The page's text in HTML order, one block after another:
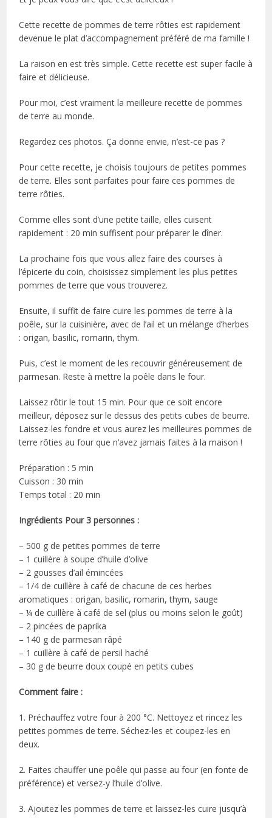
Cette recette de pommes de terre rôties est rapidement
devenue le plat d’accompagnement préféré de ma famille !
La raison en est très simple. Cette recette est super facile à
faire et délicieuse.
Pour moi, c’est vraiment la meilleure recette de pommes
de terre au monde.
Regardez ces photos. Ça donne envie, n’est-ce pas ?
Pour cette recette, je choisis toujours de petites pommes
de terre. Elles sont parfaites pour faire ces pommes de
terre rôties.
Comme elles sont d’une petite taille, elles cuisent
rapidement : 20 min suffisent pour préparer le dîner.
La prochaine fois que vous allez faire des courses à
l’épicerie du coin, choisissez simplement les plus petites
pommes de terre que vous trouverez.
Ensuite, il suffit de faire cuire les pommes de terre à la
poêle, sur la cuisinière, avec de l’ail et un mélange d’herbes
: origan, basilic, romarin, thym.
Puis, c’est le moment de les recouvrir généreusement de
parmesan. Reste à mettre la poêle dans le four.
Laissez rôtir le tout 15 min. Pour que ce soit encore
meilleur, déposez sur le dessus des petits cubes de beurre.
Laissez-les fondre et vous aurez les meilleures pommes de
terre rôties au four que n’avez jamais faites à la maison !
Préparation : 5 min
Cuisson : 30 min
Temps total : 20 min
Ingrédients Pour 3 personnes :
– 500 g de petites pommes de terre
– 1 cuillère à soupe d’huile d’olive
– 2 gousses d’ail émincées
– 1/4 de cuillère à café de chacune de ces herbes
aromatiques : origan, basilic, romarin, thym, sauge
– ¼ de cuillère à café de sel (plus ou moins selon le goût)
– 2 pincées de paprika
– 140 g de parmesan râpé
– 1 cuillère à café de persil haché
– 30 g de beurre doux coupé en petits cubes
Comment faire :
1. Préchauffez votre four à 200 °C. Nettoyez et rincez les
petites pommes de terre. Séchez-les et coupez-les en
deux.
2. Faites chauffer une poêle qui passe au four (en fonte de
préférence) et versez-y l’huile d’olive.
3. Ajoutez les pommes de terre et laissez-les cuire jusqu’à